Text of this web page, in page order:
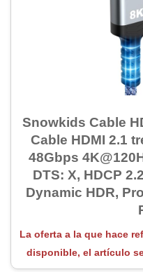
Snowkids Cable
Cable HDMI 2.1
48Gbps
DTS: X, HDCP
Dynamic HDR,
La oferta a la que hace
disponible, el artículo